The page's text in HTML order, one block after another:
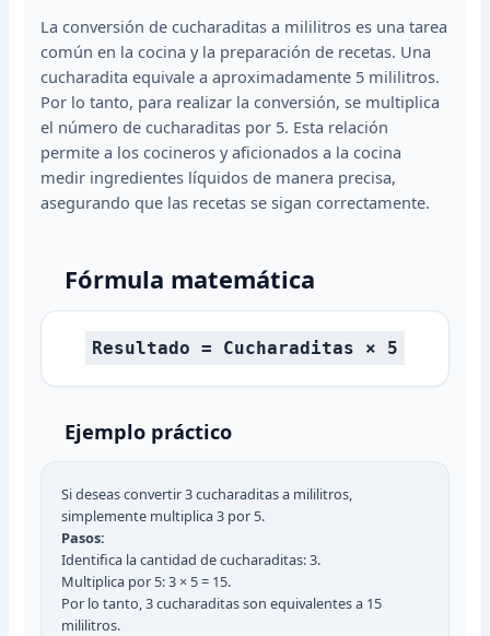
La conversión de cucharaditas a mililitros es una tarea
común en la cocina y la preparación de recetas. Una
cucharadita equivale a aproximadamente 5 mililitros.
Por lo tanto, para realizar la conversión, se multiplica
el número de cucharaditas por 5. Esta relación
permite a los cocineros y aficionados a la cocina
medir ingredientes líquidos de manera precisa,
asegurando que las recetas se sigan correctamente.
Fórmula matemática
Resultado = Cucharaditas × 5
Ejemplo práctico
Si deseas convertir 3 cucharaditas a mililitros,
simplemente multiplica 3 por 5.
Pasos:
Identifica la cantidad de cucharaditas: 3.
Multiplica por 5: 3 × 5 = 15.
Por lo tanto, 3 cucharaditas son equivalentes a 15
mililitros.